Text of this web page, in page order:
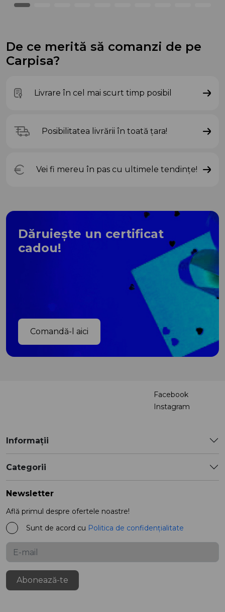
De ce merită să comanzi de pe
Carpisa?
Livrare în cel mai scurt timp posibil
Posibilitatea livrării în toată țara!
Vei fi mereu în pas cu ultimele tendințe!
Dăruiește un certificat
cadou!
Comandă-l aici
Facebook
Instagram
Informații
Categorii
Newsletter
Află primul despre ofertele noastre!
Sunt de acord cu Politica de confidențialitate
Abonează-te